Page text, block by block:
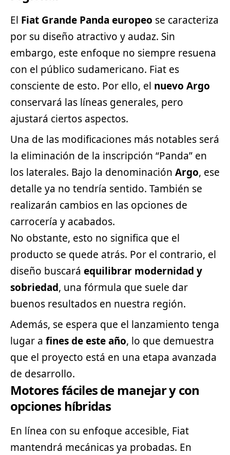
El Fiat Grande Panda europeo se caracteriza
por su diseño atractivo y audaz. Sin
embargo, este enfoque no siempre resuena
con el público sudamericano. Fiat es
consciente de esto. Por ello, el nuevo Argo
conservará las líneas generales, pero
ajustará ciertos aspectos.
Una de las modificaciones más notables será
la eliminación de la inscripción “Panda” en
los laterales. Bajo la denominación Argo, ese
detalle ya no tendría sentido. También se
realizarán cambios en las opciones de
carrocería y acabados.
No obstante, esto no significa que el
producto se quede atrás. Por el contrario, el
diseño buscará equilibrar modernidad y
sobriedad, una fórmula que suele dar
buenos resultados en nuestra región.
Además, se espera que el lanzamiento tenga
lugar a fines de este año, lo que demuestra
que el proyecto está en una etapa avanzada
de desarrollo.
Motores fáciles de manejar y con
opciones híbridas
En línea con su enfoque accesible, Fiat
mantendrá mecánicas ya probadas. En